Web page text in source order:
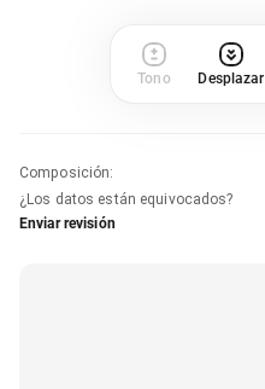
Tono Desplazar
Composición:
¿Los datos están equivocados?
Enviar revisión